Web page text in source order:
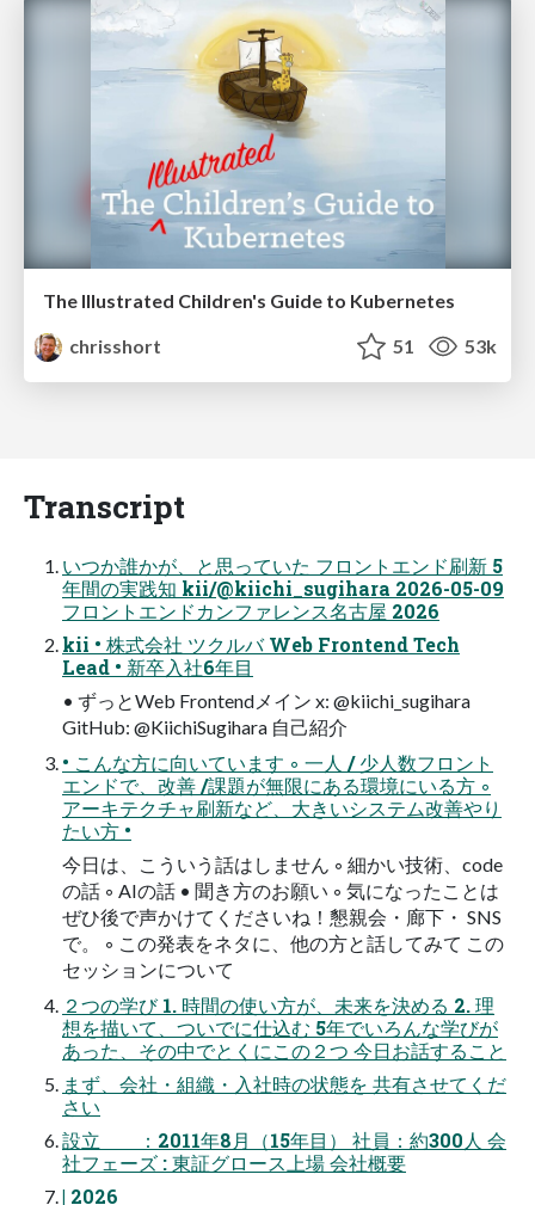
The Illustrated Children's Guide to Kubernetes
chrisshort
51 53k
Transcript
いつか誰かが、と思っていた フロントエンド刷新 5
年間の実践知 kii/@kiichi_sugihara 2026-05-09
フロントエンドカンファレンス名古屋 2026
kii • 株式会社 ツクルバ Web Frontend Tech
Lead • 新卒入社6年目
• ずっとWeb Frontendメイン x: @kiichi_sugihara
GitHub: @KiichiSugihara 自己紹介
• こんな方に向いています ◦ 一人 / 少人数フロント
エンドで、改善 /課題が無限にある環境にいる方 ◦
アーキテクチャ刷新など、大きいシステム改善やり
たい方 •
今日は、こういう話はしません ◦ 細かい技術、code
の話 ◦ AIの話 • 聞き方のお願い ◦ 気になったことは
ぜひ後で声かけてくださいね！懇親会・廊下・ SNS
で。 ◦ この発表をネタに、他の方と話してみて この
セッションについて
２つの学び 1. 時間の使い方が、未来を決める 2. 理
想を描いて、ついでに仕込む 5年でいろんな学びが
あった、その中でとくにこの２つ 今日お話すること
まず、会社・組織・入社時の状態を 共有させてくだ
さい
設立 ：2011年8月（15年目） 社員：約300人 会
社フェーズ : 東証グロース上場 会社概要
| 2026